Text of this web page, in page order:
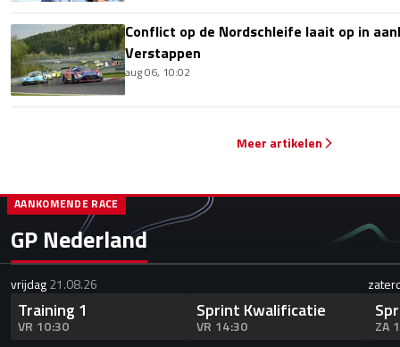
Conflict op de Nordschleife laait op in
Verstappen
aug 06, 10:02
Meer artikelen
GP Nederland
AANKOMENDE RACE
vrijdag21.08.26
Training 1
VR 10:30
Sprint Kwalificatie
VR 14:30 ZA